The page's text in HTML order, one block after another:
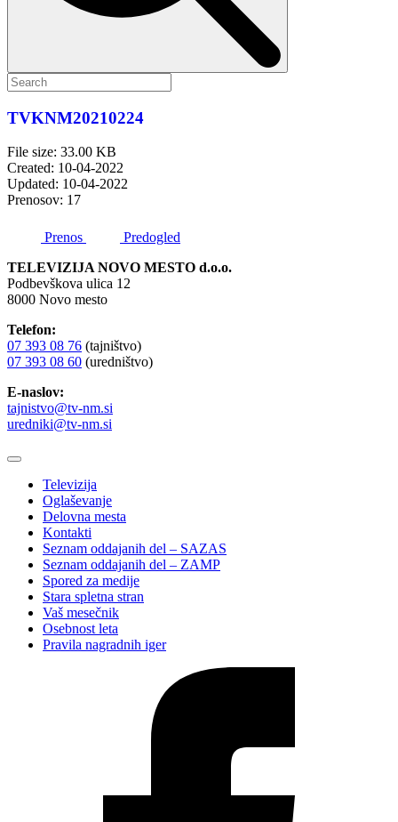
TVKNM20210224
File size: 33.00 KB
Created: 10-04-2022
Updated: 10-04-2022
Prenosov: 17
Prenos
Predogled
TELEVIZIJA NOVO MESTO d.o.o.
Podbevškova ulica 12
8000 Novo mesto
Telefon:
07 393 08 76 (tajništvo)
07 393 08 60 (uredništvo)
E-naslov:
tajnistvo@tv-nm.si
uredniki@tv-nm.si
Televizija
Oglaševanje
Delovna mesta
Kontakti
Seznam oddajanih del – SAZAS
Seznam oddajanih del – ZAMP
Spored za medije
Stara spletna stran
Vaš mesečnik
Osebnost leta
Pravila nagradnih iger